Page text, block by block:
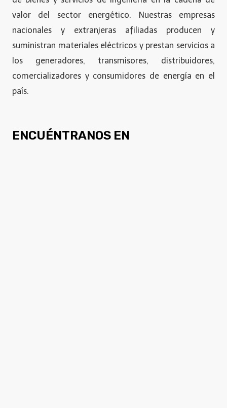
valor del sector energético. Nuestras empresas
nacionales y extranjeras afiliadas producen y
suministran materiales eléctricos y prestan servicios a
los generadores, transmisores, distribuidores,
comercializadores y consumidores de energía en el
país.
ENCUÉNTRANOS EN